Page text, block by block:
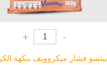
-
+
بيتسو فشار ميكروويف بنكهة